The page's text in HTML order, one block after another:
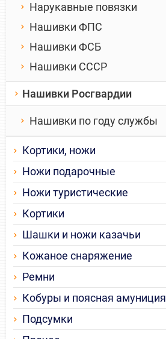
Нарукавные повязки
Нашивки ФПС
Нашивки ФСБ
Нашивки СССР
Нашивки Росгвардии
Нашивки по году службы
Кортики, ножи
Ножи подарочные
Ножи туристические
Кортики
Шашки и ножи казачьи
Кожаное снаряжение
Ремни
Кобуры и поясная амуниция
Подсумки